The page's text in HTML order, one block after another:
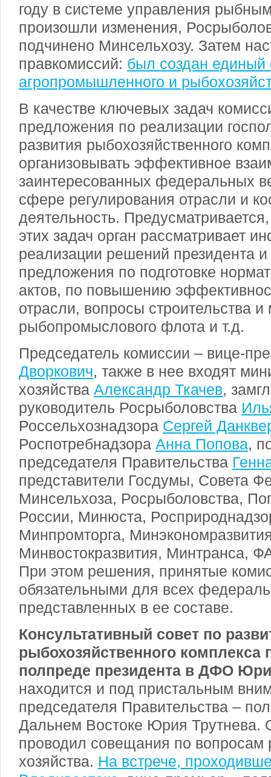
году в системе управления
произошли изменения,
подчинено Минсельхозу. Затем
правкомиссий: был создан единый
агропромышленного и
В качестве ключевых задач
предложения по реализации
развития рыбохозяйственного
организовывать эффективное
заинтересованных федеральных
сфере регулирования отрасли и
деятельность.
этих задач орган рассматривает
реализации решений президента
предложения по подготовке
актов, по повышению
отрасли, вопросы строительства
рыбопромыслового флота и т.д.
Председатель комиссии – вице-
Дворкович, также в нее входят
хозяйства Александр Ткачев,
руководитель Росрыболовства
Россельхознадзора Сергей
Роспотребнадзора Анна Попова,
председателя Правительства
представители Госдумы, Совета
Минсельхоза, Росрыболовства,
России, Минюста,
Минпромторга,
Минвостокразвития, Минтранса,
При этом решения, принятые
обязательными для всех
представленных в ее составе.
Консультативный совет по
рыбохозяйственного комплекса
полпреде президента в ДФО
находится и под пристальным
председателя Правительства –
Дальнем Востоке Юрия Трутнева.
проводил совещания по вопросам
хозяйства. На встрече,